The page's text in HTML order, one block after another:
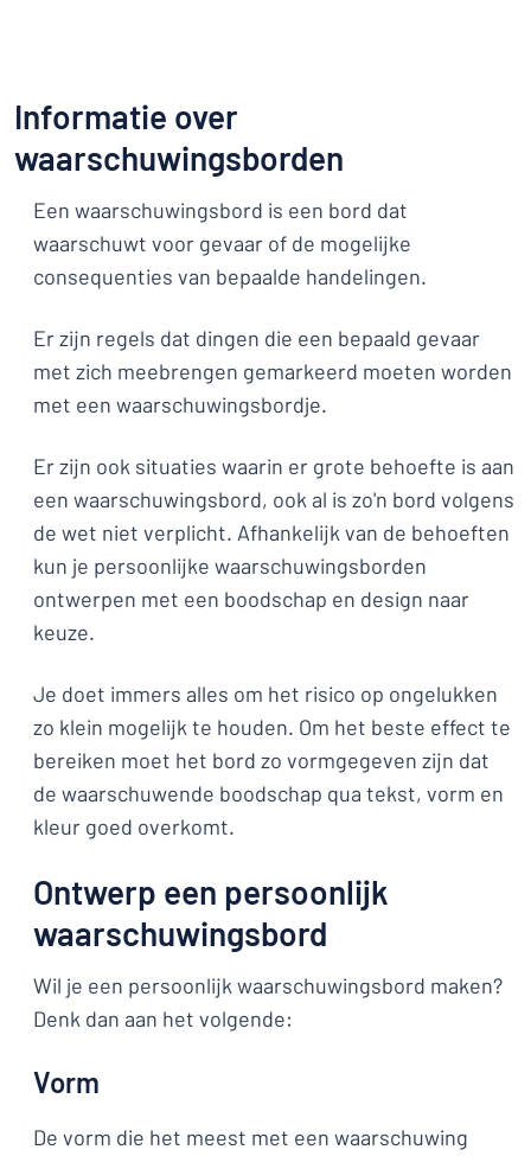
Informatie over
waarschuwingsborden
Een waarschuwingsbord is een bord dat
waarschuwt voor gevaar of de mogelijke
consequenties van bepaalde handelingen.
Er zijn regels dat dingen die een bepaald gevaar
met zich meebrengen gemarkeerd moeten worden
met een waarschuwingsbordje.
Er zijn ook situaties waarin er grote behoefte is aan
een waarschuwingsbord, ook al is zo'n bord volgens
de wet niet verplicht. Afhankelijk van de behoeften
kun je persoonlijke waarschuwingsborden
ontwerpen met een boodschap en design naar
keuze.
Je doet immers alles om het risico op ongelukken
zo klein mogelijk te houden. Om het beste effect te
bereiken moet het bord zo vormgegeven zijn dat
de waarschuwende boodschap qua tekst, vorm en
kleur goed overkomt.
Ontwerp een persoonlijk
waarschuwingsbord
Wil je een persoonlijk waarschuwingsbord maken?
Denk dan aan het volgende:
Vorm
De vorm die het meest met een waarschuwing